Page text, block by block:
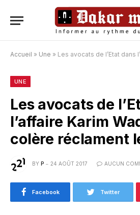
Accueil » Une » Les avocats de l’Etat dans l’affaire
UNE
Les avocats de
l’affaire Karim
colère réclament
BY P 24 AOÛT 2017 AUCUN
Facebook Twitter